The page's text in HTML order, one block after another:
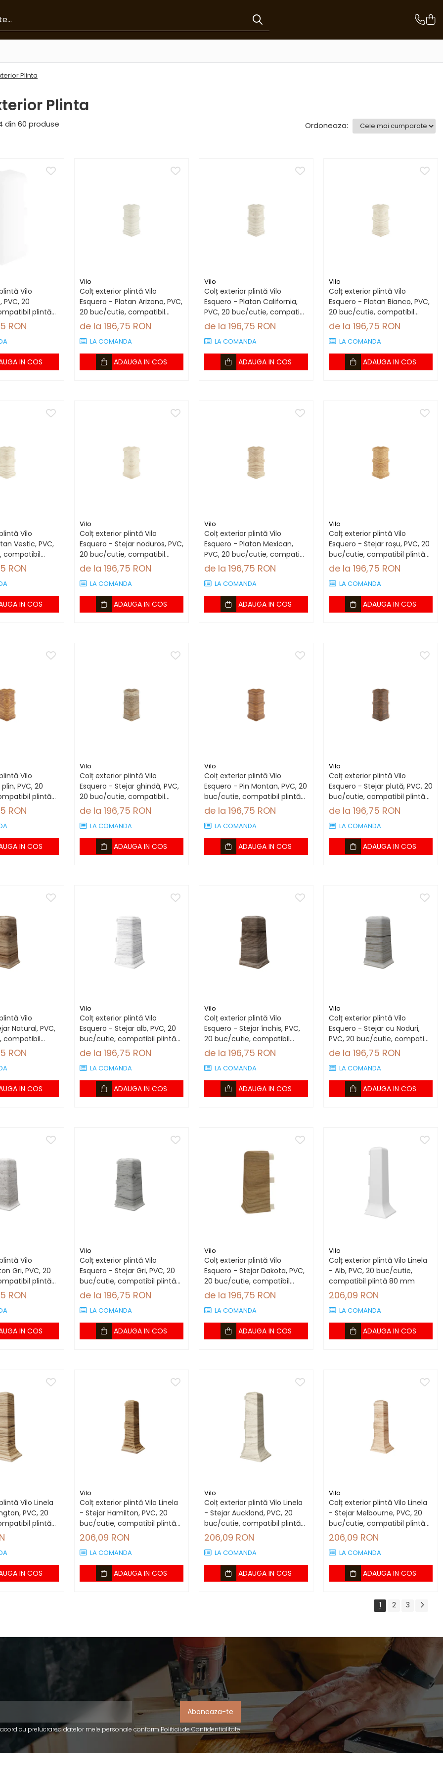
Plinta
Plinta
din 60 produse Ordoneaza:
Vilo
PVC, 20
plintă
RON
IN COS
Vilo
Colț exterior plintă Vilo
Esquero - Platan Arizona, PVC,
20 buc/cutie, compatibil
plintă 66.6 mm
de la 196,75 RON
LA COMANDA
ADAUGA IN COS
Vilo
Colț exterior plintă Vilo
Esquero - Platan California,
PVC, 20 buc/cutie, compatibil
plintă 66.6 mm
de la 196,75 RON
LA COMANDA
ADAUGA IN COS
Vilo
Colț exterior plintă Vilo
Esquero - Platan Bianco, PVC,
20 buc/cutie, compatibil
plintă 66.6 mm
de la 196,75 RON
LA COMANDA
ADAUGA IN COS
Vilo
Vestic, PVC,
compatibil
RON
IN COS
Vilo
Colț exterior plintă Vilo
Esquero - Stejar noduros, PVC,
20 buc/cutie, compatibil
plintă 66.6 mm
de la 196,75 RON
LA COMANDA
ADAUGA IN COS
Vilo
Colț exterior plintă Vilo
Esquero - Platan Mexican,
PVC, 20 buc/cutie, compatibil
plintă 66.6 mm
de la 196,75 RON
LA COMANDA
ADAUGA IN COS
Vilo
Colț exterior plintă Vilo
Esquero - Stejar roșu, PVC, 20
buc/cutie, compatibil plintă
66.6 mm
de la 196,75 RON
LA COMANDA
ADAUGA IN COS
Vilo
PVC, 20
plintă
RON
IN COS
Vilo
Colț exterior plintă Vilo
Esquero - Stejar ghindă, PVC,
20 buc/cutie, compatibil
plintă 66.6 mm
de la 196,75 RON
LA COMANDA
ADAUGA IN COS
Vilo
Colț exterior plintă Vilo
Esquero - Pin Montan, PVC, 20
buc/cutie, compatibil plintă
66.6 mm
de la 196,75 RON
LA COMANDA
ADAUGA IN COS
Vilo
Colț exterior plintă Vilo
Esquero - Stejar plută, PVC, 20
buc/cutie, compatibil plintă
66.6 mm
de la 196,75 RON
LA COMANDA
ADAUGA IN COS
Vilo
Natural, PVC,
compatibil
RON
IN COS
Vilo
Colț exterior plintă Vilo
Esquero - Stejar alb, PVC, 20
buc/cutie, compatibil plintă
66.6 mm
de la 196,75 RON
LA COMANDA
ADAUGA IN COS
Vilo
Colț exterior plintă Vilo
Esquero - Stejar închis, PVC,
20 buc/cutie, compatibil
plintă 66.6 mm
de la 196,75 RON
LA COMANDA
ADAUGA IN COS
Vilo
Colț exterior plintă Vilo
Esquero - Stejar cu Noduri,
PVC, 20 buc/cutie, compatibil
plintă 66.6 mm
de la 196,75 RON
LA COMANDA
ADAUGA IN COS
Vilo
Gri, PVC, 20
plintă
RON
IN COS
Vilo
Colț exterior plintă Vilo
Esquero - Stejar Gri, PVC, 20
buc/cutie, compatibil plintă
66.6 mm
de la 196,75 RON
LA COMANDA
ADAUGA IN COS
Vilo
Colț exterior plintă Vilo
Esquero - Stejar Dakota, PVC,
20 buc/cutie, compatibil
plintă 66.6 mm
de la 196,75 RON
LA COMANDA
ADAUGA IN COS
Vilo
Colț exterior plintă Vilo Linela
- Alb, PVC, 20 buc/cutie,
compatibil plintă 80 mm
206,09 RON
LA COMANDA
ADAUGA IN COS
Vilo Linela
PVC, 20
plintă
IN COS
Vilo
Colț exterior plintă Vilo Linela
- Stejar Hamilton, PVC, 20
buc/cutie, compatibil plintă
80 mm
206,09 RON
LA COMANDA
ADAUGA IN COS
Vilo
Colț exterior plintă Vilo Linela
- Stejar Auckland, PVC, 20
buc/cutie, compatibil plintă
80 mm
206,09 RON
LA COMANDA
ADAUGA IN COS
Vilo
Colț exterior plintă Vilo Linela
- Stejar Melbourne, PVC, 20
buc/cutie, compatibil plintă
80 mm
206,09 RON
LA COMANDA
ADAUGA IN COS
1 2 3
cu prelucrarea datelor mele personale conform Politicii de Confidentialitate